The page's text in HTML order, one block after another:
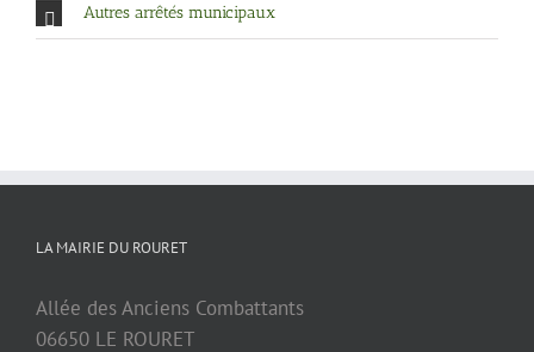
Autres arrêtés municipaux
LA MAIRIE DU ROURET
Allée des Anciens Combattants
06650 LE ROURET